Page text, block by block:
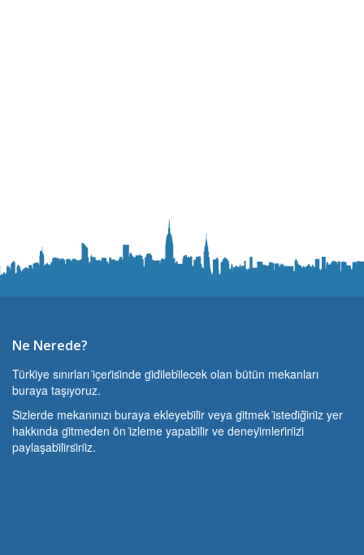
Ne Nerede?
Türki̇ye sınırları i̇çeri̇si̇nde gi̇di̇lebi̇lecek olan bütün mekanları
buraya taşıyoruz.
Si̇zlerde mekanınızı buraya ekleyebi̇li̇r veya gi̇tmek i̇stedi̇ği̇ni̇z yer
hakkında gi̇tmeden ön i̇zleme yapabi̇li̇r ve deneyi̇mleri̇ni̇zi̇
paylaşabi̇li̇rsi̇ni̇z.